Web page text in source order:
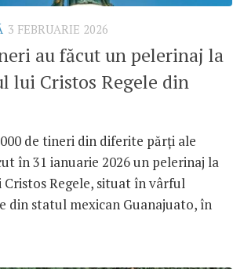
3 FEBRUARIE 2026
au făcut un pelerinaj la
lui Cristos Regele din
de tineri din diferite părți ale
în 31 ianuarie 2026 un pelerinaj la
Regele, situat în vârful
din statul mexican Guanajuato, în